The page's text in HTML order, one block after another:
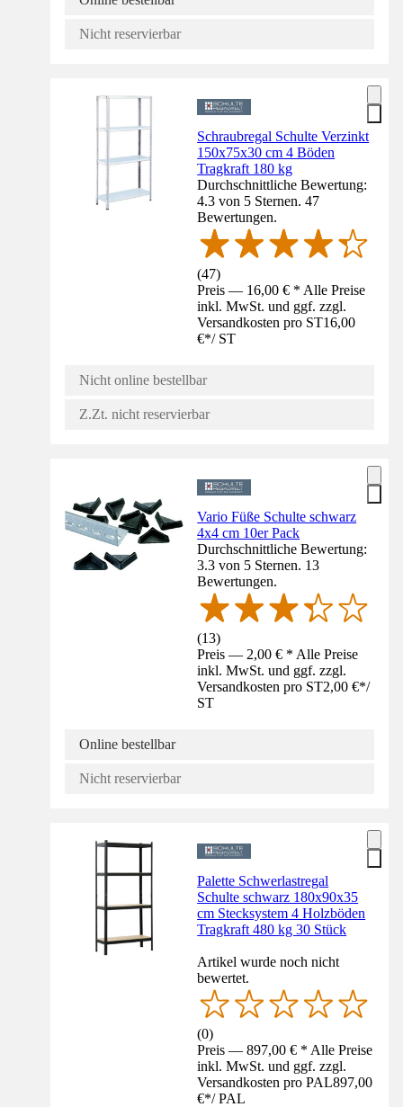
Nicht reservierbar
Schraubregal Schulte Verzinkt
150x75x30 cm 4 Böden
Tragkraft 180 kg
Durchschnittliche Bewertung:
4.3 von 5 Sternen. 47
Bewertungen.
(47)
Preis — 16,00 € * Alle Preise
inkl. MwSt. und ggf. zzgl.
Versandkosten pro ST16,00
€*/ ST
Nicht online bestellbar
Z.Zt. nicht reservierbar
Vario Füße Schulte schwarz
4x4 cm 10er Pack
Durchschnittliche Bewertung:
3.3 von 5 Sternen. 13
Bewertungen.
(13)
Preis — 2,00 € * Alle Preise
inkl. MwSt. und ggf. zzgl.
Versandkosten pro ST2,00 €*/
ST
Online bestellbar
Nicht reservierbar
Palette Schwerlastregal
Schulte schwarz 180x90x35
cm Stecksystem 4 Holzböden
Tragkraft 480 kg 30 Stück
Artikel wurde noch nicht
bewertet.
(0)
Preis — 897,00 € * Alle Preise
inkl. MwSt. und ggf. zzgl.
Versandkosten pro PAL897,00
€*/ PAL